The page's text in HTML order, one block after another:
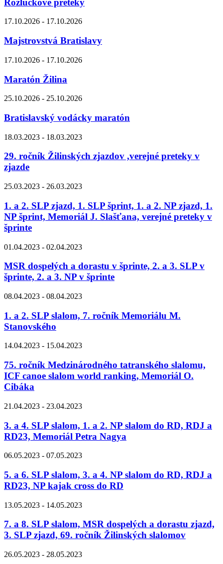
17.10.2026 - 17.10.2026
Majstrovstvá Bratislavy
17.10.2026 - 17.10.2026
Maratón Žilina
25.10.2026 - 25.10.2026
Bratislavský vodácky maratón
18.03.2023 - 18.03.2023
29. ročník Žilinských zjazdov ,verejné preteky v
zjazde
25.03.2023 - 26.03.2023
1. a 2. SLP zjazd, 1. SLP šprint, 1. a 2. NP zjazd, 1.
NP šprint, Memoriál J. Slašťana, verejné preteky v
šprinte
01.04.2023 - 02.04.2023
MSR dospelých a dorastu v šprinte, 2. a 3. SLP v
šprinte, 2. a 3. NP v šprinte
08.04.2023 - 08.04.2023
1. a 2. SLP slalom, 7. ročník Memoriálu M.
Stanovského
14.04.2023 - 15.04.2023
75. ročník Medzinárodného tatranského slalomu,
ICF canoe slalom world ranking, Memoriál O.
Cibáka
21.04.2023 - 23.04.2023
3. a 4. SLP slalom, 1. a 2. NP slalom do RD, RDJ a
RD23, Memoriál Petra Nagya
06.05.2023 - 07.05.2023
5. a 6. SLP slalom, 3. a 4. NP slalom do RD, RDJ a
RD23, NP kajak cross do RD
13.05.2023 - 14.05.2023
7. a 8. SLP slalom, MSR dospelých a dorastu zjazd,
3. SLP zjazd, 69. ročník Žilinských slalomov
26.05.2023 - 28.05.2023